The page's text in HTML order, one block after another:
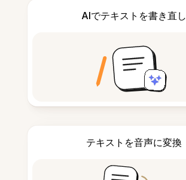
AIでテキストを書き直し
テキストを音声に変換